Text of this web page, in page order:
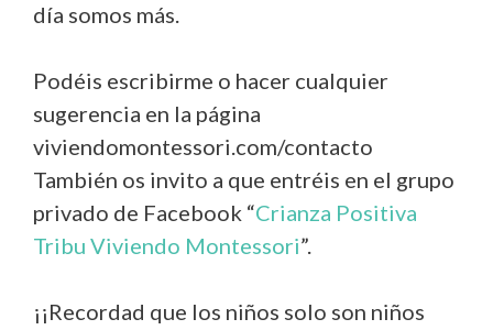
día somos más.
Podéis escribirme o hacer cualquier
sugerencia en la página
viviendomontessori.com/contacto
También os invito a que entréis en el grupo
privado de Facebook “Crianza Positiva
Tribu Viviendo Montessori”.
¡¡Recordad que los niños solo son niños